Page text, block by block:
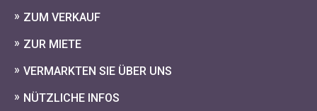
ZUM VERKAUF
ZUR MIETE
VERMARKTEN SIE ÜBER UNS
NÜTZLICHE INFOS